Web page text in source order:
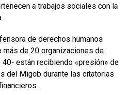
a trabajos sociales con la
de derechos humanos
más de 20 organizaciones de
están recibiendo «presión» de
del Migob durante las citatorias